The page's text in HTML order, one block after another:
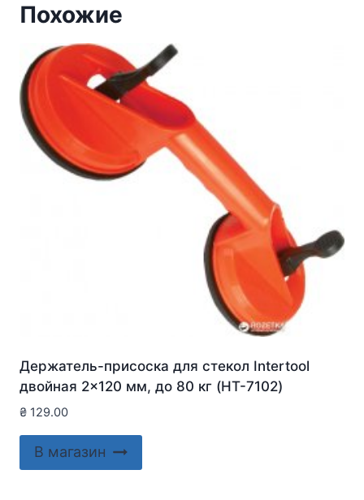
Похожие
Держатель-присоска для стекол Intertool
двойная 2×120 мм, до 80 кг (HT-7102)
₴ 129.00
В магазин